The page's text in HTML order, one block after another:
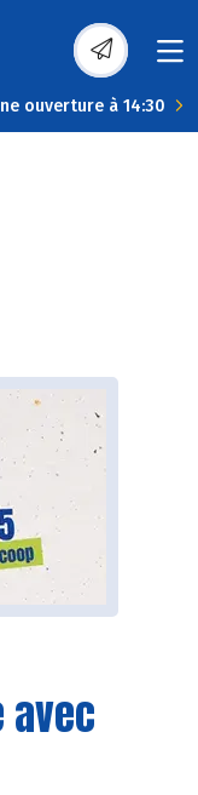
ouverture à 14:30
avec